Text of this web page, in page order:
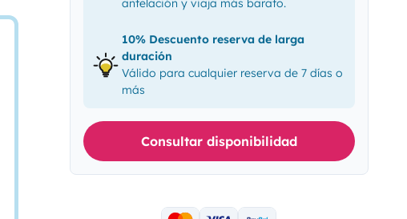
antelación y viaja más barato.
10% Descuento reserva de larga
duración
Válido para cualquier reserva de 7 días o
más
Consultar disponibilidad